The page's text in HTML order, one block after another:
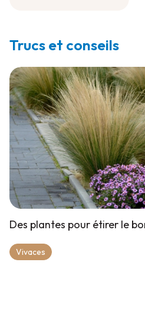
Trucs et conseils
Des plantes pour étirer le
Vivaces